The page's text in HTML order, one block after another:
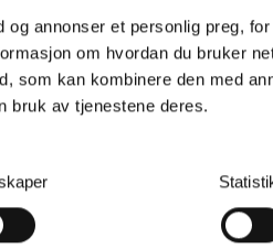
annonser et personlig preg,
om hvordan du bruker
som kan kombinere den med
bruk av tjenestene deres.
fjerne
134,-
Kjøp